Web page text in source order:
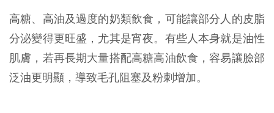
高糖、高油及過度的奶類飲食，可能讓部分人的皮脂
分泌變得更旺盛，尤其是宵夜。有些人本身就是油性
肌膚，若再長期大量搭配高糖高油飲食，容易讓臉部
泛油更明顯，導致毛孔阻塞及粉刺增加。